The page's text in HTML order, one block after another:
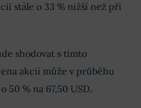
stále o 33 % nižší než při
shodovat s tímto
akcií může v průběhu
50 % na 67,50 USD.